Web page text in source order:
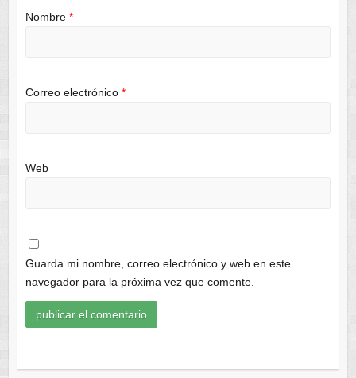
Nombre *
Correo electrónico *
Web
Guarda mi nombre, correo electrónico y web en este
navegador para la próxima vez que comente.